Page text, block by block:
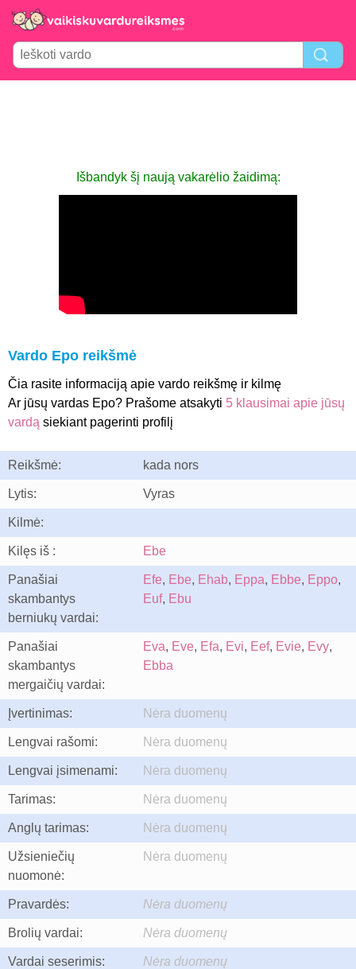
Išbandyk šį naują vakarėlio žaidimą:
Vardo Epo reikšmė
Čia rasite informaciją apie vardo reikšmę ir kilmę
Ar jūsų vardas Epo? Prašome atsakyti 5 klausimai apie jūsų
vardą siekiant pagerinti profilį
Reikšmė: kada nors
Lytis: Vyras
Kilmė:
Kilęs iš : Ebe
Panašiai
skambantys
berniukų vardai:
Efe, Ebe, Ehab, Eppa, Ebbe, Eppo,
Euf, Ebu
Panašiai
skambantys
mergaičių vardai:
Eva, Eve, Efa, Evi, Eef, Evie, Evy,
Ebba
Įvertinimas: Nėra duomenų
Lengvai rašomi: Nėra duomenų
Lengvai įsimenami: Nėra duomenų
Tarimas: Nėra duomenų
Anglų tarimas: Nėra duomenų
Užsieniečių
nuomonė:
Nėra duomenų
Pravardės: Nėra duomenų
Brolių vardai: Nėra duomenų
Vardai seserimis: Nėra duomenų